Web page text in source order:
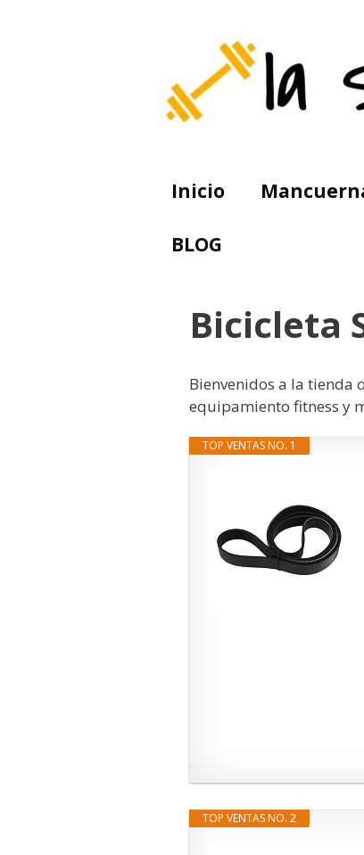
Inicio
BLOG
Bicicleta
Bienvenidos a la tienda
equipamiento fitness y
TOP VENTAS NO. 1
TOP VENTAS NO. 2